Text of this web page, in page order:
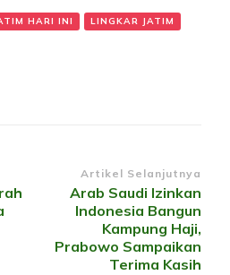
HARI INI LINGKAR JATIM
Artikel Selanjutnya
Arab Saudi Izinkan
Indonesia Bangun
Kampung Haji,
Prabowo Sampaikan
Terima Kasih